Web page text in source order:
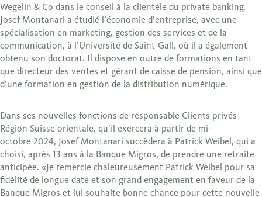
Wegelin & Co dans le conseil à la clientèle du private banking.
Josef Montanari a étudié l’économie d’entreprise, avec une
spécialisation en marketing, gestion des services et de la
communication, à l’Université de Saint-Gall, où il a également
obtenu son doctorat. Il dispose en outre de formations en tant
que directeur des ventes et gérant de caisse de pension, ainsi que
d’une formation en gestion de la distribution numérique.
Dans ses nouvelles fonctions de responsable Clients privés
Région Suisse orientale, qu’il exercera à partir de mi-
octobre 2024, Josef Montanari succèdera à Patrick Weibel, qui a
choisi, après 13 ans à la Banque Migros, de prendre une retraite
anticipée. «Je remercie chaleureusement Patrick Weibel pour sa
fidélité de longue date et son grand engagement en faveur de la
Banque Migros et lui souhaite bonne chance pour cette nouvelle